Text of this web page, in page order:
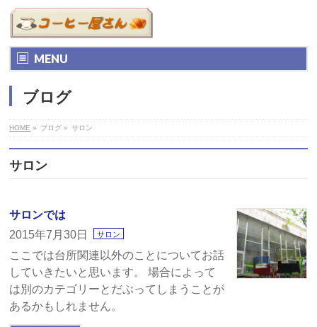
MENU
ブログ
HOME » ブログ » サロン
サロン
サロンでは
2015年7月30日
サロン
ここでは台所関連以外のことについてお話
していきたいと思います。 場合によって
は別のカテゴリーとだぶってしまうことが
あるかもしれません。